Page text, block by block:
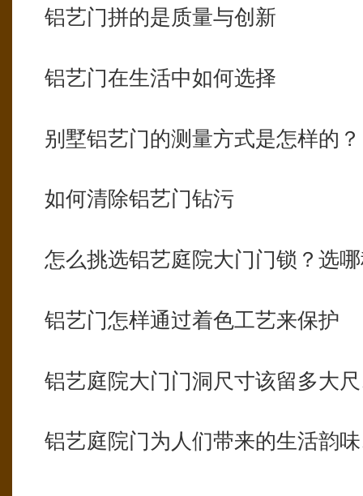
铝艺门拼的是质量与创新
铝艺门在生活中如何选择
别墅铝艺门的测量方式是怎样的？
如何清除铝艺门钻污
怎么挑选铝艺庭院大门门锁？选
铝艺门怎样通过着色工艺来保护
铝艺庭院大门门洞尺寸该留多大
铝艺庭院门为人们带来的生活韵